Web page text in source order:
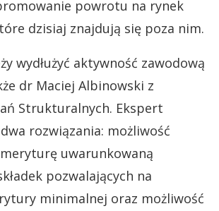
powrotu na rynek
dzisiaj znajdują się poza nim.
wydłużyć aktywność zawodową
dr Maciej Albinowski z
Strukturalnych. Ekspert
rozwiązania: możliwość
uwarunkowaną
pozwalających na
minimalnej oraz możliwość